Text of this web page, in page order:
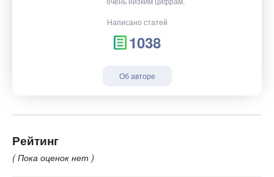
Написано статей
1038
Об авторе
Рейтинг
( Пока оценок нет )